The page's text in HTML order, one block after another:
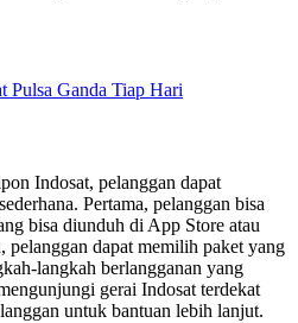
Pulsa Ganda Tiap Hari
Indosat, pelanggan dapat
Pertama, pelanggan bisa
bisa diunduh di App Store atau
pelanggan dapat memilih paket yang
langkah berlangganan yang
gerai Indosat terdekat
untuk bantuan lebih lanjut.